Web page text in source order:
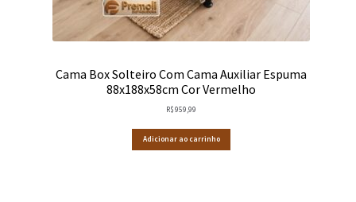
Cama Box Solteiro Com Cama Auxiliar Espuma
88x188x58cm Cor Vermelho
R$959,99
Adicionar ao carrinho